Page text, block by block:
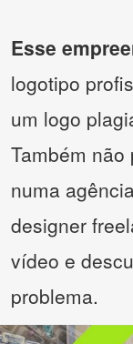
Esse
logotipo
um logo
Também
numa
designer
vídeo e
problema.